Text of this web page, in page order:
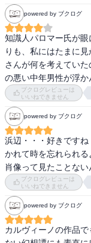
は、注意深く見るこ
い。たとえどこにも辿
powered by ブクログ
知識人パロマー氏が眼
りも、私にはたまに
さんが何を考えてい
の悪い中年男性が浮か
ブクログレビューは
いいねできません
powered by ブクログ
浜辺・・・好きです
かれて時を忘れられ
肖像って見たことな
ブクログレビューは
いいねできません
powered by ブクログ
カルヴィーノの作品